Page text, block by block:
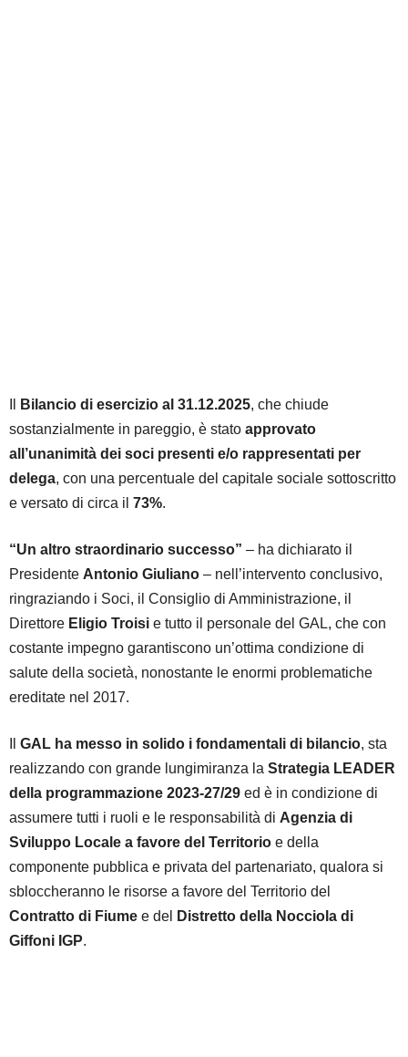
Bilancio di esercizio al 31.12.2025, che chiude
sostanzialmente in pareggio, è stato approvato
all’unanimità dei soci presenti e/o rappresentati per
delega, con una percentuale del capitale sociale sottoscritto
e versato di circa il 73%.
“Un altro straordinario successo” – ha dichiarato il
Presidente Antonio Giuliano – nell’intervento conclusivo,
ringraziando i Soci, il Consiglio di Amministrazione, il
Direttore Eligio Troisi e tutto il personale del GAL, che con
costante impegno garantiscono un’ottima condizione di
salute della società, nonostante le enormi problematiche
ereditate nel 2017.
GAL ha messo in solido i fondamentali di bilancio, sta
realizzando con grande lungimiranza la Strategia LEADER
della programmazione 2023-27/29 ed è in condizione di
assumere tutti i ruoli e le responsabilità di Agenzia di
Sviluppo Locale a favore del Territorio e della
componente pubblica e privata del partenariato, qualora si
sbloccheranno le risorse a favore del Territorio del
Contratto di Fiume e del
Distretto della Nocciola di
Giffoni IGP.